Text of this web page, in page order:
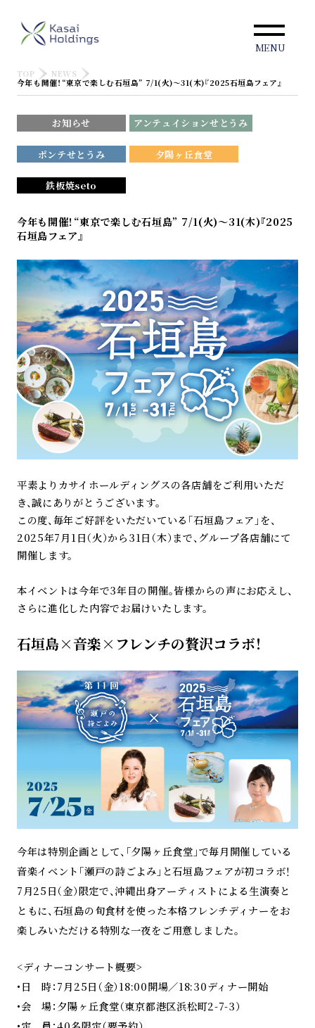
MENU
TOP
NEWS
今年も開催！“東京で楽しむ石垣島” 7/1(火)～31(木)『2025石垣島フェア』
お知らせ アンテュイションせとうみ
ポンテせとうみ 夕陽ヶ丘食堂
鉄板焼seto
今年も開催！“東京で楽しむ石垣島” 7/1(火)～31(木)『2025
石垣島フェア』
平素よりカサイホールディングスの各店舗をご利用いただ
き、誠にありがとうございます。
この度、毎年ご好評をいただいている「石垣島フェア」を、
2025年7月1日（火）から31日（木）まで、グループ各店舗にて
開催します。
本イベントは今年で3年目の開催。皆様からの声にお応えし、
さらに進化した内容でお届けいたします。
石垣島×音楽×フレンチの贅沢コラボ！
今年は特別企画として、「夕陽ヶ丘食堂」で毎月開催している
音楽イベント「瀬戸の詩ごよみ」と石垣島フェアが初コラボ！
7月25日（金）限定で、沖縄出身アーティストによる生演奏と
ともに、石垣島の旬食材を使った本格フレンチディナーをお
楽しみいただける特別な一夜をご用意しました。
<ディナーコンサート概要>
•日 時：7月25日（金）18:00開場／18:30ディナー開始
•会 場：夕陽ヶ丘食堂（東京都港区浜松町2-7-3）